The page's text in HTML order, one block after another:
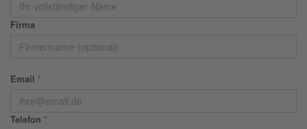
Firma
Email *
Telefon *